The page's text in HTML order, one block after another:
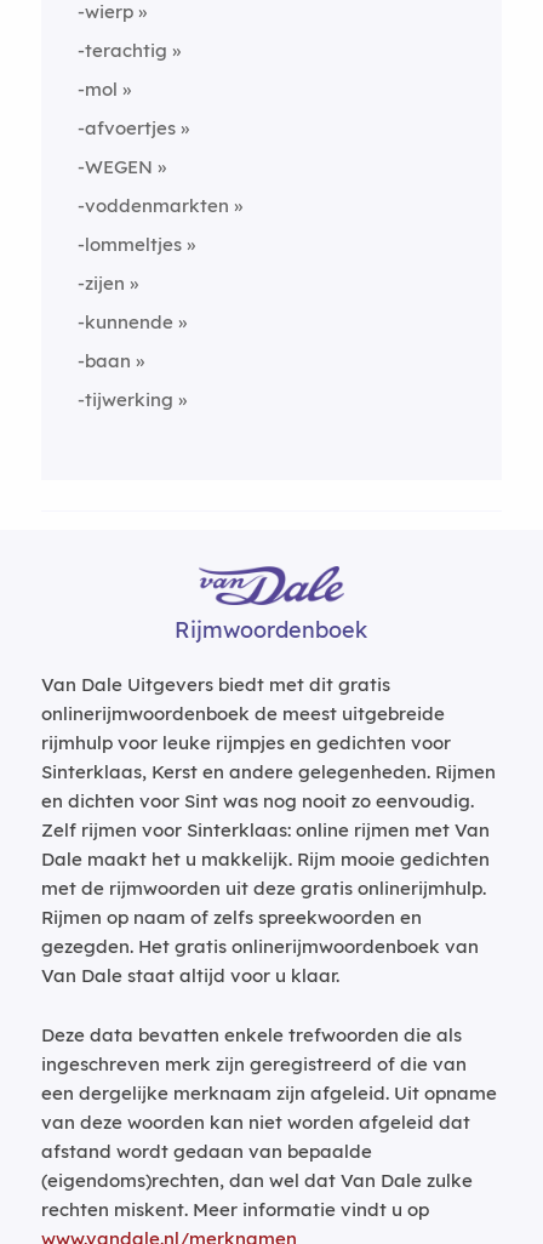
-wierp
-terachtig
-mol
-afvoertjes
-WEGEN
-voddenmarkten
-lommeltjes
-zijen
-kunnende
-baan
-tijwerking
Rijmwoordenboek
Van Dale Uitgevers biedt met dit gratis
onlinerijmwoordenboek de meest uitgebreide
rijmhulp voor leuke rijmpjes en gedichten voor
Sinterklaas, Kerst en andere gelegenheden. Rijmen
en dichten voor Sint was nog nooit zo eenvoudig.
Zelf rijmen voor Sinterklaas: online rijmen met Van
Dale maakt het u makkelijk. Rijm mooie gedichten
met de rijmwoorden uit deze gratis onlinerijmhulp.
Rijmen op naam of zelfs spreekwoorden en
gezegden. Het gratis onlinerijmwoordenboek van
Van Dale staat altijd voor u klaar.
Deze data bevatten enkele trefwoorden die als
ingeschreven merk zijn geregistreerd of die van
een dergelijke merknaam zijn afgeleid. Uit opname
van deze woorden kan niet worden afgeleid dat
afstand wordt gedaan van bepaalde
(eigendoms)rechten, dan wel dat Van Dale zulke
rechten miskent. Meer informatie vindt u op
www.vandale.nl/merknamen